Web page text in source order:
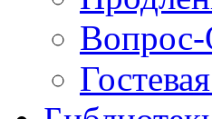
Вопрос-